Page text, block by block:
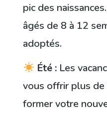
pic des
âgés de 8 à 12
adoptés.
Été : Les
vous offrir plus
former votre